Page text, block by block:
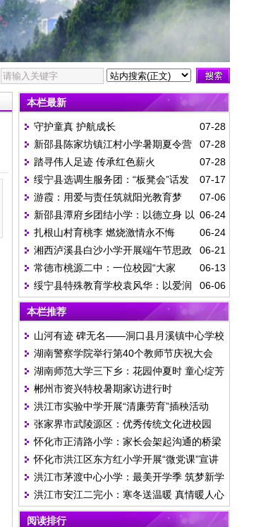
本栏最新
07-28
守护童真 护航成长
07-28
新邵县陈家坊镇江村小学暑期夏令营
一日纪实
07-28
踏寻伟人足迹 传承红色薪火
07-17
绥宁县选调生服务团：“板凳会”话发
展 “院落会”守平安
07-06
游霞：用爱与责任筑就阳光教育梦
06-24
新邵县潭府乡团结小学：以德立身 以
爱育人
06-24
扎根山村育桃李 燃烧激情永不悔
06-21
湘西泸溪县白沙小学开展端午节思政
教育活动
06-13
常德市桃源二中：一位校园“大家
长”的高考答卷
06-06
绥宁县特殊教育学校袁风华：以爱润
残童 匠心守特教
本栏推荐
山河有迹 碑无名——洞口县月溪镇中心学校
举行清明祭英烈活动
湖南警察学院举行第40个教师节庆祝大会
湖南师范大学三下乡：花园仲夏时 童心绽芳
华
郴州市资兴特校暑期家访进行时
洪江市实验中学开展“清廉劳育”插秧活动
张家界市武陵源区：优秀传统文化进校园
怀化市正清路小学：家长会架起沟通的桥梁
怀化市洪江区东方红小学开展“微党课”宣讲
活动
洪江市茅渡中心小学：最美开学季 筑梦新学
期
洪江市安江二完小：寒冬送温暖 真情暖人心
阅读排行